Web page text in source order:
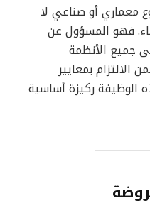
معماري أو صناعي لا
فهو المسؤول عن
جميع الأنظمة
الالتزام بمعايير
الوظيفة ركيزة أساسية